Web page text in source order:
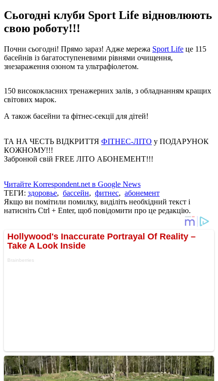
Сьогодні клуби Sport Life відновлюють
свою роботу!!!
Почни сьогодні! Прямо зараз! Адже мережа Sport Life це 115
басейнів із багатоступеневими рівнями очищення,
знезараження озоном та ультрафіолетом.
150 висококласних тренажерних залів, з обладнанням кращих
світових марок.
А також басейни та фітнес-секції для дітей!
ТА НА ЧЕСТЬ ВІДКРИТТЯ ФІТНЕС-ЛІТО у ПОДАРУНОК
КОЖНОМУ!!!
Забронюй свій FREE ЛІТО АБОНЕМЕНТ!!!
Читайте Korrespondent.net в Google News
ТЕГИ: здоровье, бассейн, фитнес, абонемент
Якщо ви помітили помилку, виділіть необхідний текст і
натисніть Ctrl + Enter, щоб повідомити про це редакцію.